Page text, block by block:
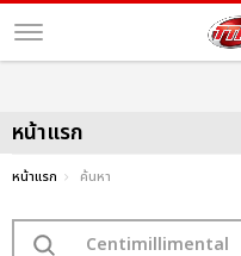
หน้าแรก
หน้าแรก ค้นหา